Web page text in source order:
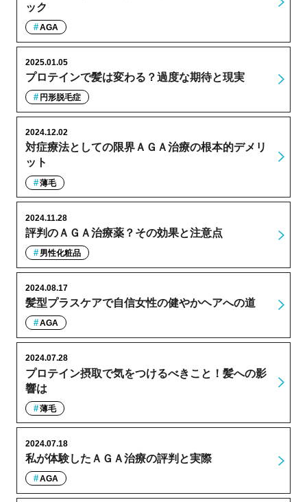
ック
AGA
プロテインで髪は変わる？過度な期待と現実
2025.01.05
円形脱毛症
対症療法としての限界ＡＧＡ治療の根本的デメリ
ット
2024.12.02
薄毛
評判のＡＧＡ治療薬？その効果と注意点
2024.11.28
男性化粧品
髪型プラスケアで自信女性の健やかヘアへの道
2024.08.17
AGA
プロテイン摂取で気をつけるべきこと！髪への影
響は
2024.07.28
薄毛
私が体験したＡＧＡ治療の評判と実際
2024.07.18
AGA